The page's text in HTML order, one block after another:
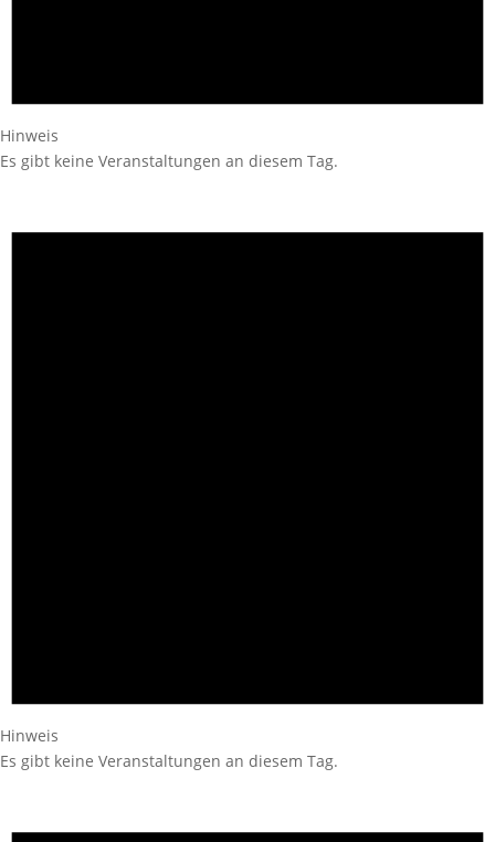
Hinweis
Es gibt keine Veranstaltungen an diesem Tag.
Hinweis
Es gibt keine Veranstaltungen an diesem Tag.